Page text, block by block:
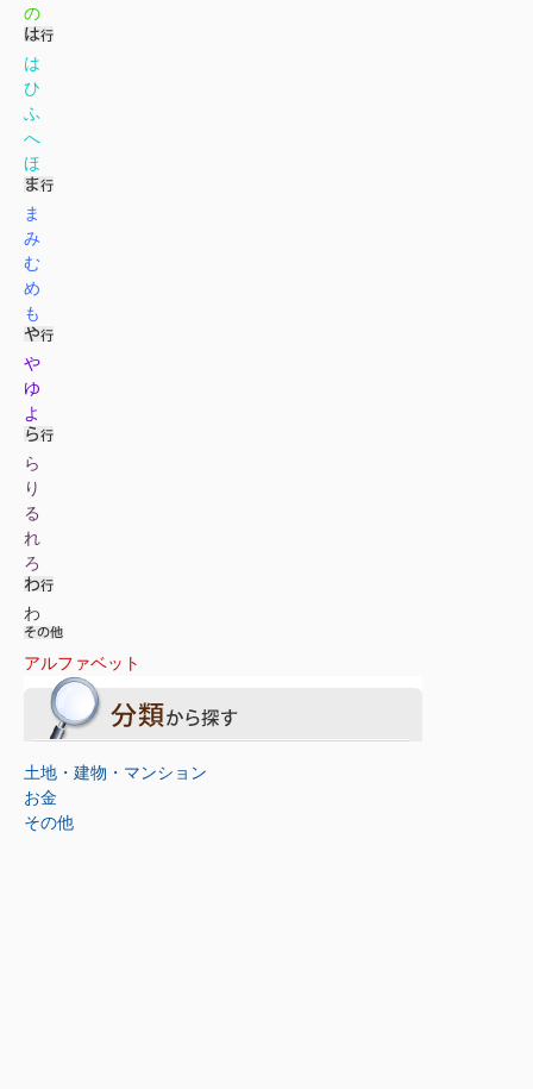
の
は
ひ
ふ
へ
ほ
ま
み
む
め
も
や
ゆ
よ
ら
り
る
れ
ろ
わ
アルファベット
土地・建物・マンション
お金
その他